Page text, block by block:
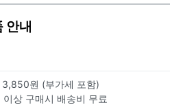
안내
3,850원 (부가세 포함)
이상 구매시 배송비 무료